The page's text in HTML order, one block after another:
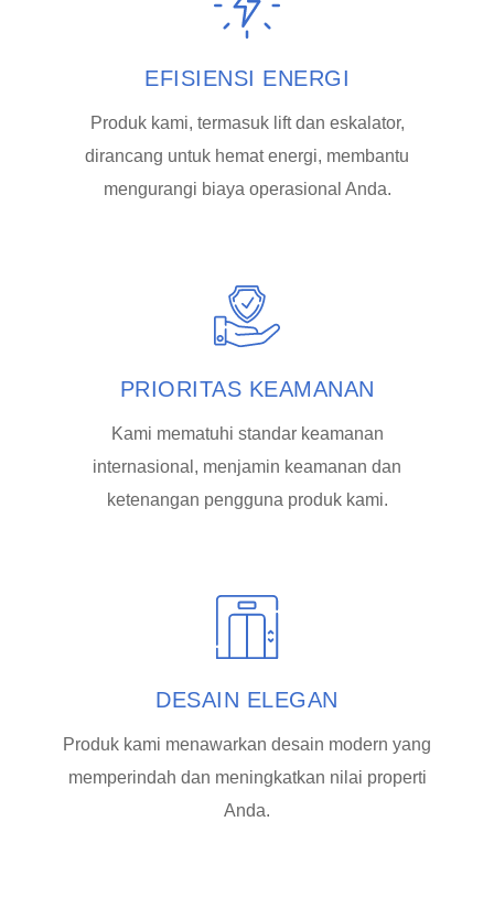
EFISIENSI ENERGI
Produk kami, termasuk lift dan eskalator,
dirancang untuk hemat energi, membantu
mengurangi biaya operasional Anda.
PRIORITAS KEAMANAN
Kami mematuhi standar keamanan
internasional, menjamin keamanan dan
ketenangan pengguna produk kami.
DESAIN ELEGAN
Produk kami menawarkan desain modern yang
memperindah dan meningkatkan nilai properti
Anda.